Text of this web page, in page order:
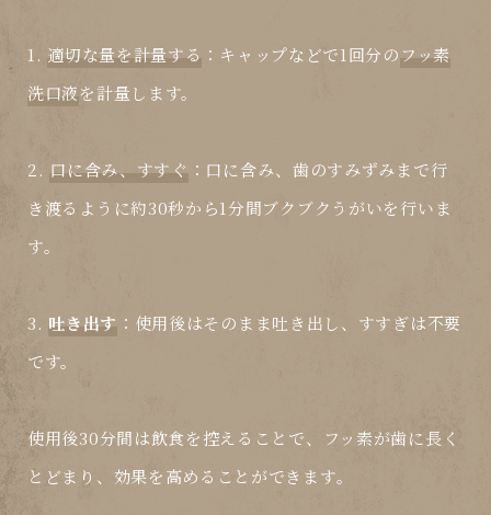
1. 適切な量を計量する ：キャップなどで1回分のフッ素
洗口液を計量します。
2. 口に含み、すすぐ ：口に含み、歯のすみずみまで行
き渡るように約30秒から1分間ブクブクうがいを行いま
す。
3. 吐き出す ：使用後はそのまま吐き出し、すすぎは不要
です。
使用後30分間は飲食を控えることで、 フッ素が歯に長く
とどまり、効果を高めることができます。